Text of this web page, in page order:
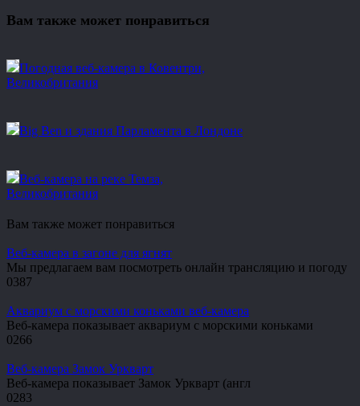
Вам также может понравиться
Погодная веб-камера в Ковентри,
Великобритания
Big Ben и здания Парламента в Лондоне
Веб-камера на реке Темза,
Великобритания
Вам также может понравиться
Веб-камера в загоне для ягнят
Мы предлагаем вам посмотреть онлайн трансляцию и погоду
0387
Аквариум с морскими коньками веб-камера
Веб-камера показывает аквариум с морскими коньками
0266
Веб-камера Замок Уркварт
Веб-камера показывает Замок Уркварт (англ
0283